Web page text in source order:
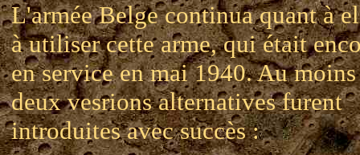
L'armée Belge continua quant à
à utiliser cette arme, qui était
en service en mai 1940. Au moins
deux vesrions alternatives furent
introduites avec succès :